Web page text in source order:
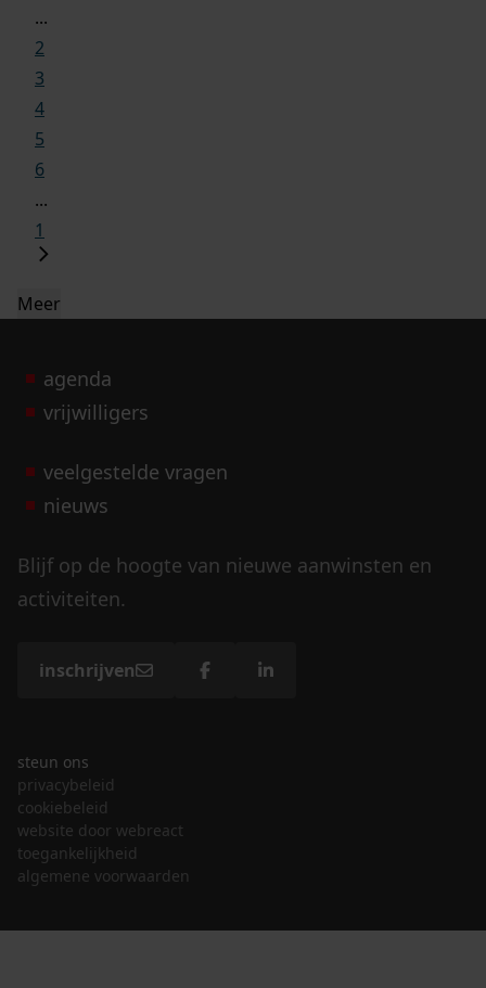
...
2
3
4
5
6
...
1
Meer
agenda
vrijwilligers
veelgestelde vragen
nieuws
Blijf op de hoogte van nieuwe aanwinsten en
activiteiten.
inschrijven
steun ons
privacybeleid
cookiebeleid
website door webreact
toegankelijkheid
algemene voorwaarden